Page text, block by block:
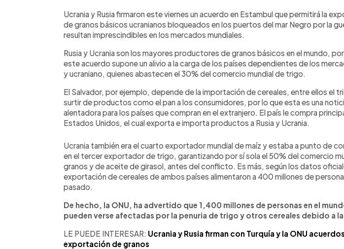
► Escuchar artículo
Ucrania y Rusia firmaron este viernes un acuerdo en Estambul que permitirá la
de granos básicos ucranianos bloqueados en los puertos del mar Negro por la
resultan imprescindibles en los mercados mundiales.
Rusia y Ucrania son los mayores productores de granos básicos en el mundo,
este acuerdo supone un alivio a la carga de los países dependientes de los
y ucraniano, quienes abastecen el 30% del comercio mundial de trigo.
El Salvador, por ejemplo, depende de la importación de cereales, entre ellos el
surtir de productos como el pan a los consumidores, por lo que esta es una
alentadora para los países que compran en el extranjero. El país le compra
Estados Unidos, el cual exporta e importa productos a Rusia y Ucrania.
Ucrania también era el cuarto exportador mundial de maíz y estaba a punto de
en el tercer exportador de trigo, garantizando por sí sola el 50% del comercio
granos y de aceite de girasol, antes del conflicto. Es más, según los datos
exportación de cereales de ambos países alimentaron a 400 millones de
pasado.
De hecho, la ONU, ha advertido que 1,400 millones de personas en el
pueden verse afectadas por la penuria de trigo y otros cereales debido a
LE PUEDE INTERESAR: Ucrania y Rusia firman con Turquía y la ONU
exportación de granos